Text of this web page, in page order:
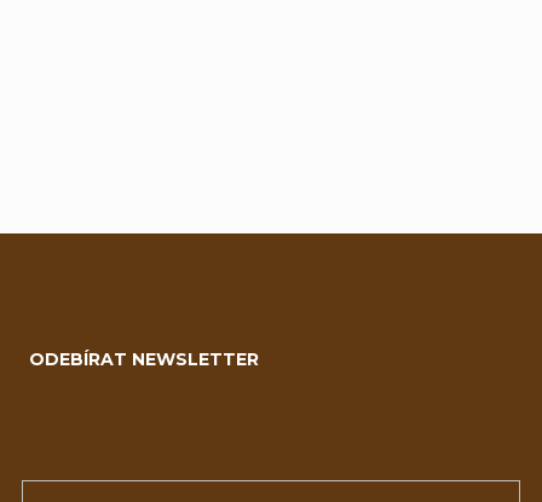
ODEBÍRAT NEWSLETTER